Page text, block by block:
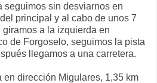
seguimos sin desviarnos en
principal y al cabo de unos 7
a la izquierda en
de Forgoselo, seguimos la pista
llegamos a una carretera.
dirección Migulares, 1,35 km